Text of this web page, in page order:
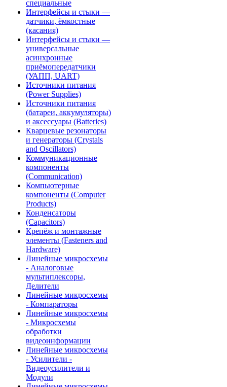
специальные
Интерфейсы и стыки —
датчики, ёмкостные
(касания)
Интерфейсы и стыки —
универсальные
асинхронные
приёмопередатчики
(УАПП, UART)
Источники питания
(Power Supplies)
Источники питания
(батареи, аккумуляторы)
и аксессуары (Batteries)
Кварцевые резонаторы
и генераторы (Crystals
and Oscillators)
Коммуникационные
компоненты
(Communication)
Компьютерные
компоненты (Computer
Products)
Конденсаторы
(Capacitors)
Крепёж и монтажные
элементы (Fasteners and
Hardware)
Линейные микросхемы
- Аналоговые
мультиплексоры,
Делители
Линейные микросхемы
- Компараторы
Линейные микросхемы
- Микросхемы
обработки
видеоинформации
Линейные микросхемы
- Усилители -
Видеоусилители и
Модули